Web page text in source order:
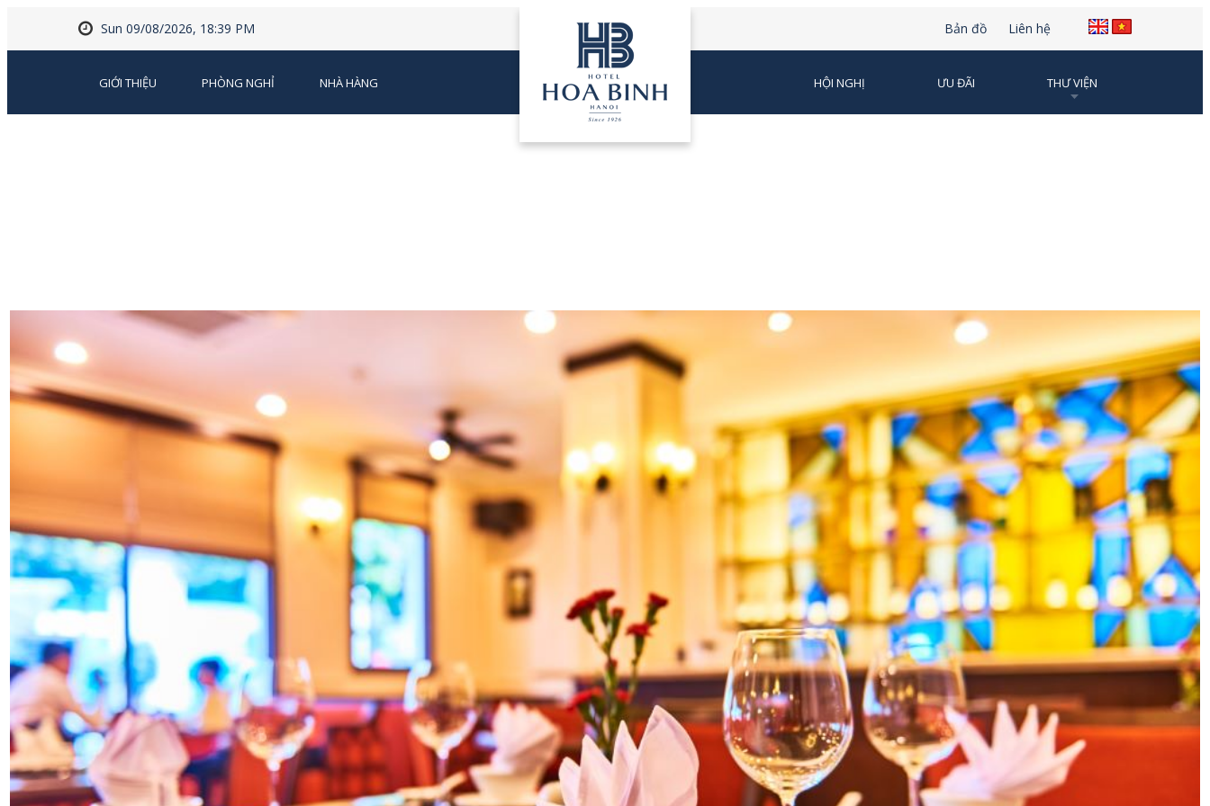
Sun 09/08/2026, 18:39 PM Bản đồ Liên hệ
GIỚI THIỆU PHÒNG NGHỈ NHÀ HÀNG HỘI NGHỊ ƯU ĐÃI THƯ VIỆN